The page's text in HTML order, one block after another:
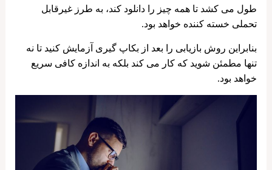
طول می کشد تا همه چیز را دانلود کند، به طرز غیرقابل
تحملی خسته کننده خواهد بود.
بنابراین روش بازیابی را بعد از بکاپ گیری آزمایش کنید تا نه
تنها مطمئن شوید که کار می کند بلکه به اندازه کافی سریع
خواهد بود.